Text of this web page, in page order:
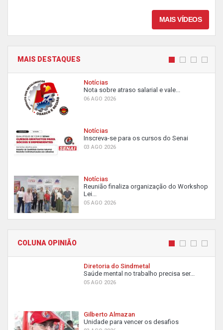
MAIS VÍDEOS
MAIS DESTAQUES
Notícias
Nota sobre atraso salarial e vale...
06 AGO 2026
Notícias
Inscreva-se para os cursos do Senai
03 AGO 2026
Notícias
Reunião finaliza organização do Workshop
Lei...
05 AGO 2026
COLUNA OPINIÃO
Diretoria do Sindmetal
Saúde mental no trabalho precisa ser...
05 AGO 2026
Gilberto Almazan
Unidade para vencer os desafios